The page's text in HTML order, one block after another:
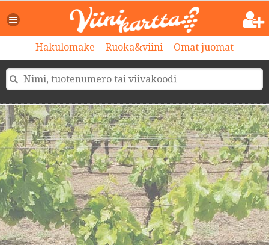
Hakulomake Ruoka&viini Omat juomat